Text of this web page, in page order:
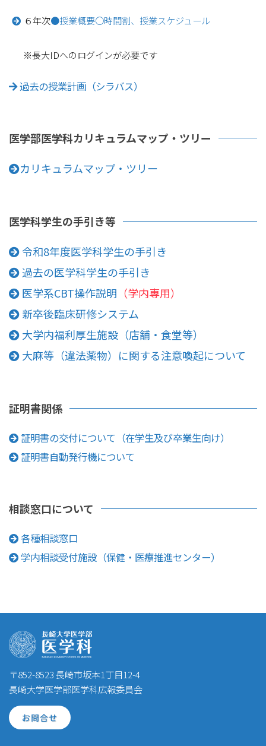
６年次●授業概要〇時間割、授業スケジュール
※長大IDへのログインが必要です
過去の授業計画（シラバス）
医学部医学科カリキュラムマップ・ツリー
カリキュラムマップ・ツリー
医学科学生の手引き等
令和8年度医学科学生の手引き
過去の医学科学生の手引き
医学系CBT操作説明 （学内専用）
新卒後臨床研修システム
大学内福利厚生施設（店舗・食堂等）
大麻等（違法薬物）に関する注意喚起について
証明書関係
証明書の交付について（在学生及び卒業生向け）
証明書自動発行機について
相談窓口について
各種相談窓口
学内相談受付施設（保健・医療推進センター）
〒852-8523 長崎市坂本1丁目12-4
長崎大学医学部医学科広報委員会
お問合せ